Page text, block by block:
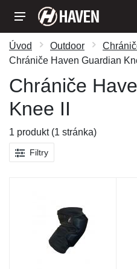
Úvod Outdoor
Chrániče Haven Guardian
Chrániče
Knee II
1 produkt (1 stránka)
Filtry